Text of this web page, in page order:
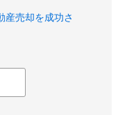
売却を成功さ